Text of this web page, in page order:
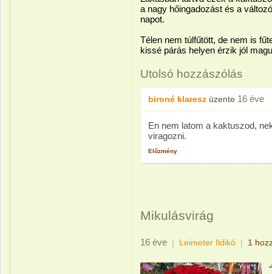
a nagy hőingadozást és a
napot.
Télen nem túlfűtött, de nem is
kissé párás helyen érzik jól
Utolsó hozzászólás
bironé klaresz üzente 16 éve
En nem latom a kaktuszod,
viragozni.
Előzmény
Mikulásvirág
16 éve | Leimeter Ildikó | 1